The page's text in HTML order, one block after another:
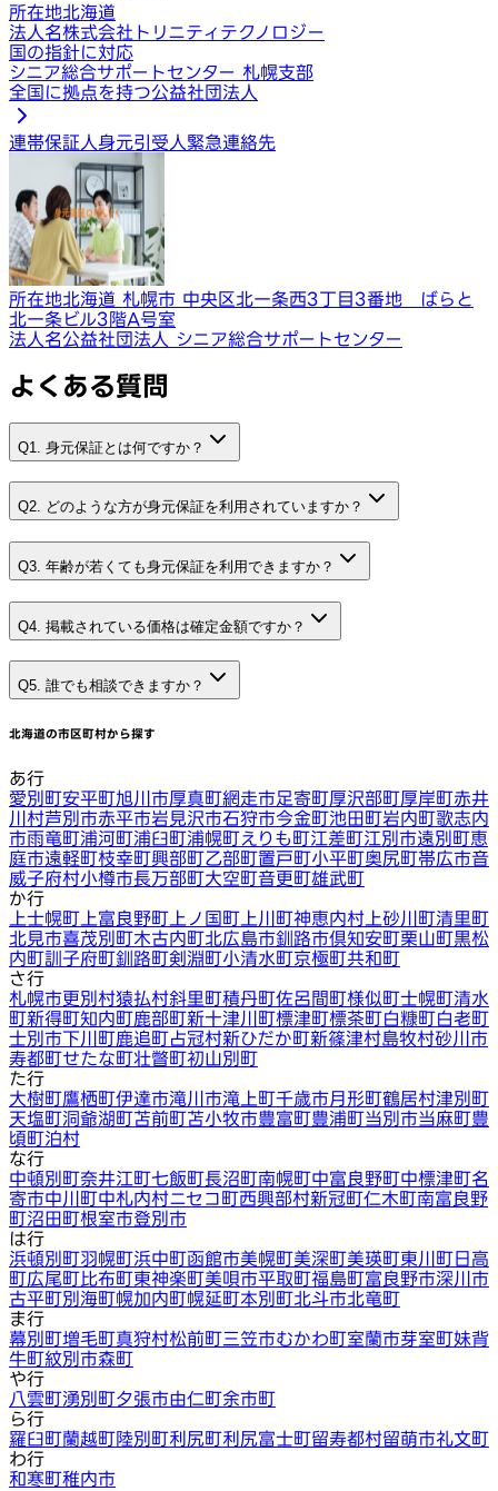
所在地北海道
法人名株式会社トリニティテクノロジー
国の指針に対応
シニア総合サポートセンター 札幌支部
全国に拠点を持つ公益社団法人
連帯保証人身元引受人緊急連絡先
所在地北海道 札幌市 中央区北一条西3丁目3番地 ばらと
北一条ビル3階A号室
法人名公益社団法人 シニア総合サポートセンター
よくある質問
Q1. 身元保証とは何ですか？
Q2. どのような方が身元保証を利用されていますか？
Q3. 年齢が若くても身元保証を利用できますか？
Q4. 掲載されている価格は確定金額ですか？
Q5. 誰でも相談できますか？
北海道の市区町村から探す
あ行
愛別町安平町旭川市厚真町網走市足寄町厚沢部町厚岸町赤井
川村芦別市赤平市岩見沢市石狩市今金町池田町岩内町歌志内
市雨竜町浦河町浦臼町浦幌町えりも町江差町江別市遠別町恵
庭市遠軽町枝幸町興部町乙部町置戸町小平町奥尻町帯広市音
威子府村小樽市長万部町大空町音更町雄武町
か行
上士幌町 上富良野町 上ノ国町 上川町神恵内村 上砂川町清里町
北見市喜茂別町木古内町北広島市釧路市倶知安町栗山町黒松
内町訓子府町釧路町剣淵町小清水町京極町共和町
さ行
札幌市更別村猿払村斜里町積丹町佐呂間町様似町士幌町清水
町新得町知内町鹿部町新十津川町標津町標茶町白糠町白老町
士別市下川町鹿追町占冠村新ひだか町新篠津村島牧村砂川市
寿都町せたな町壮瞥町初山別町
た行
大樹町鷹栖町伊達市滝川市滝上町千歳市月形町鶴居村津別町
天塩町洞爺湖町苫前町苫小牧市豊富町豊浦町当別市当麻町豊
頃町泊村
な行
中頓別町奈井江町七飯町長沼町南幌町中富良野町中標津町名
寄市中川町中札内村ニセコ町西興部村新冠町仁木町南富良野
町沼田町根室市登別市
は行
浜頓別町羽幌町浜中町函館市美幌町美深町美瑛町東川町日高
町広尾町比布町東神楽町美唄市平取町福島町富良野市深川市
古平町別海町幌加内町幌延町本別町北斗市北竜町
ま行
幕別町増毛町真狩村松前町三笠市むかわ町室蘭市芽室町妹背
牛町紋別市森町
や行
八雲町湧別町夕張市由仁町余市町
ら行
羅臼町蘭越町陸別町利尻町利尻富士町留寿都村留萌市礼文町
わ行
和寒町稚内市